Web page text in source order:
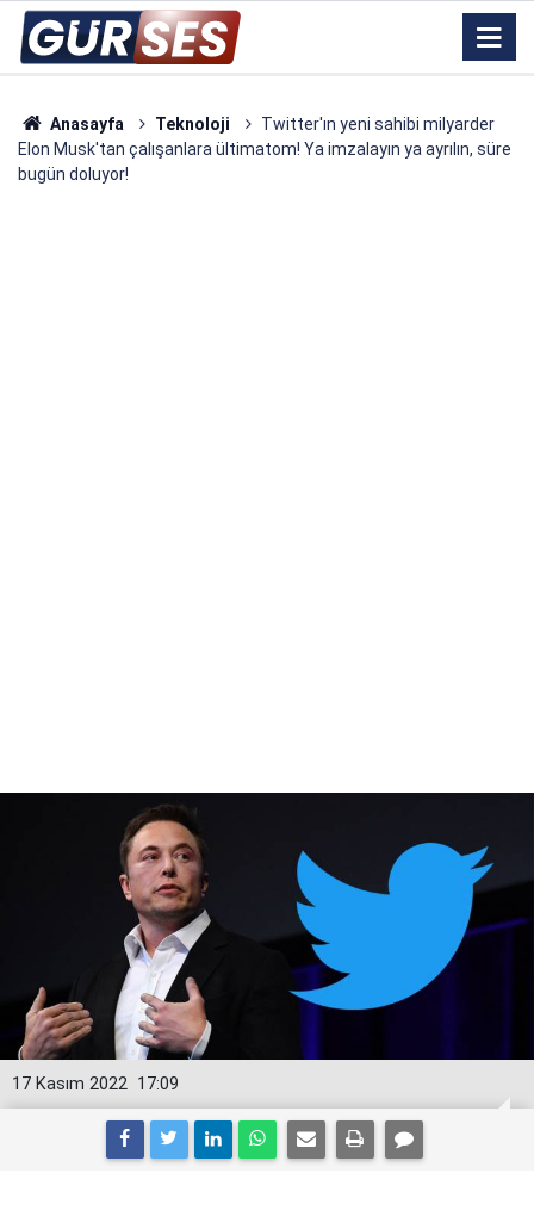
Anasayfa Teknoloji
Twitter'ın yeni sahibi milyarder
Elon Musk'tan çalışanlara ültimatom! Ya imzalayın ya ayrılın, süre
bugün doluyor!
17:09
17 Kasım 2022